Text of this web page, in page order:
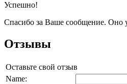
Успешно!
Спасибо за Ваше сообщение. Оно
Отзывы
Оставьте свой отзыв
Name: